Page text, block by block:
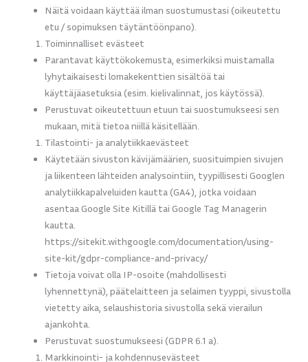
Näitä voidaan käyttää ilman suostumustasi (oikeutettu
etu / sopimuksen täytäntöönpano).
Toiminnalliset evästeet
Parantavat käyttökokemusta, esimerkiksi muistamalla
lyhytaikaisesti lomakekenttien sisältöä tai
käyttäjäasetuksia (esim. kielivalinnat, jos käytössä).
Perustuvat oikeutettuun etuun tai suostumukseesi sen
mukaan, mitä tietoa niillä käsitellään.
Tilastointi- ja analytiikkaevästeet
Käytetään sivuston kävijämäärien, suosituimpien sivujen
ja liikenteen lähteiden analysointiin, tyypillisesti Googlen
analytiikkapalveluiden kautta (GA4), jotka voidaan
asentaa Google Site Kitillä tai Google Tag Managerin
kautta.
https://sitekit.withgoogle.com/documentation/using-
site-kit/gdpr-compliance-and-privacy/
Tietoja voivat olla IP-osoite (mahdollisesti
lyhennettynä), päätelaitteen ja selaimen tyyppi, sivustolla
vietetty aika, selaushistoria sivustolla sekä vierailun
ajankohta.
Perustuvat suostumukseesi (GDPR 6.1 a).
Markkinointi- ja kohdennusevästeet